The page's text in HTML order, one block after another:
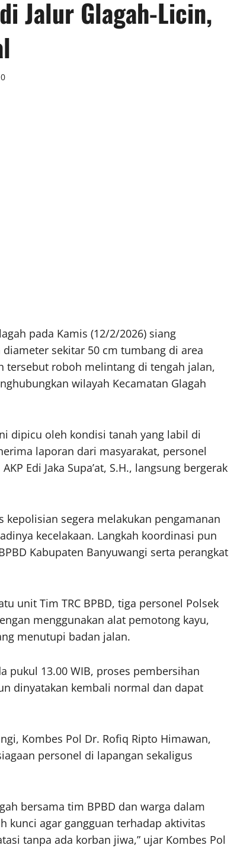
Jalur Glagah-Licin,
0
pada Kamis (12/2/2026) siang
sekitar 50 cm tumbang di area
tersebut roboh melintang di tengah jalan,
wilayah Kecamatan Glagah
dipicu oleh kondisi tanah yang labil di
laporan dari masyarakat, personel
Edi Jaka Supa’at, S.H., langsung bergerak
kepolisian segera melakukan pengamanan
kecelakaan. Langkah koordinasi pun
Kabupaten Banyuwangi serta perangkat
unit Tim TRC BPBD, tiga personel Polsek
menggunakan alat pemotong kayu,
menutupi badan jalan.
pukul 13.00 WIB, proses pembersihan
dinyatakan kembali normal dan dapat
Kombes Pol Dr. Rofiq Ripto Himawan,
personel di lapangan sekaligus
bersama tim BPBD dan warga dalam
kunci agar gangguan terhadap aktivitas
tanpa ada korban jiwa,” ujar Kombes Pol